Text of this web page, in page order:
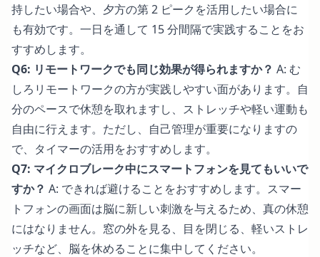
持したい場合や、夕方の第 2 ピークを活用したい場合に
も有効です。一日を通して 15 分間隔で実践することをお
すすめします。
Q6: リモートワークでも同じ効果が得られますか？ A: む
しろリモートワークの方が実践しやすい面があります。自
分のペースで休憩を取れますし、ストレッチや軽い運動も
自由に行えます。ただし、自己管理が重要になりますの
で、タイマーの活用をおすすめします。
Q7: マイクロブレーク中にスマートフォンを見てもいいで
すか？ A: できれば避けることをおすすめします。スマー
トフォンの画面は脳に新しい刺激を与えるため、真の休憩
にはなりません。窓の外を見る、目を閉じる、軽いストレ
ッチなど、脳を休めることに集中してください。